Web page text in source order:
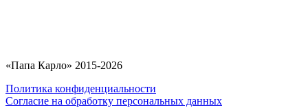
«Папа Карло» 2015-2026
Политика конфиденциальности
Согласие на обработку персональных данных